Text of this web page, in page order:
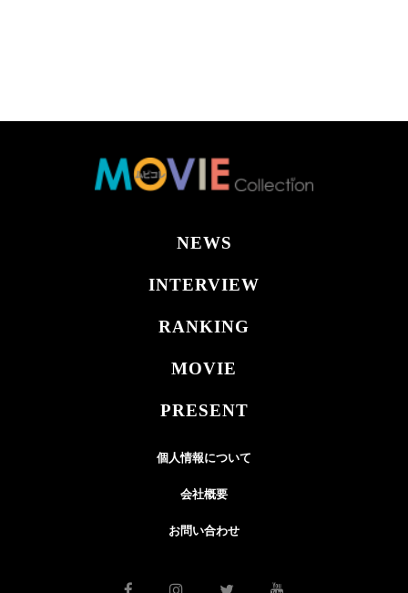
NEWS
INTERVIEW
RANKING
MOVIE
PRESENT
個人情報について
会社概要
お問い合わせ